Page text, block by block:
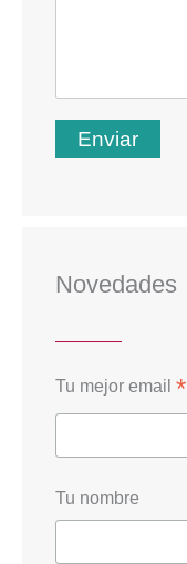
Novedades
Tu mejor email*
Tu nombre